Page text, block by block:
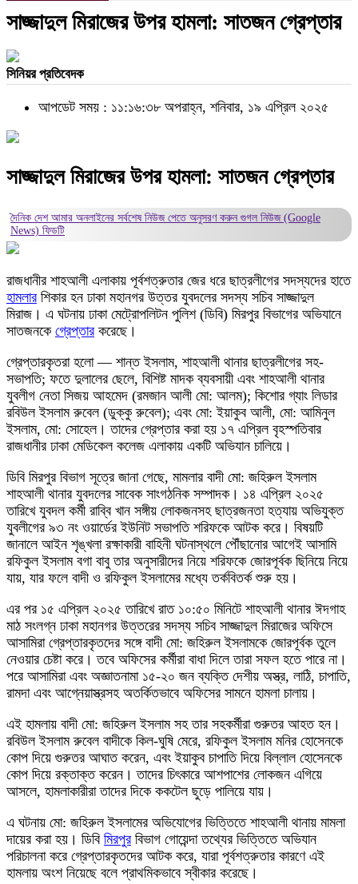
সাজ্জাদুল মিরাজের উপর হামলা: সাতজন গ্রেপ্তার
সিনিয়র প্রতিবেদক
আপডেট সময় : ১১:১৬:৩৮ অপরাহ্ন, শনিবার, ১৯ এপ্রিল ২০২৫
সাজ্জাদুল মিরাজের উপর হামলা: সাতজন গ্রেপ্তার
দৈনিক দেশ আমার অনলাইনের সর্বশেষ নিউজ পেতে অনুসরণ করুন গুগল নিউজ (Google
News) ফিডটি
রাজধানীর শাহআলী এলাকায় পূর্বশত্রুতার জের ধরে ছাত্রলীগের সদস্যদের হাতে
হামলারশিকার হন ঢাকা মহানগর উত্তর যুবদলের সদস্য সচিব সাজ্জাদুল
মিরাজ। এ ঘটনায় ঢাকা মেট্রোপলিটন পুলিশ (ডিবি) মিরপুর বিভাগের অভিযানে
সাতজনকে গ্রেপ্তারকরেছে।
গ্রেপ্তারকৃতরা হলো — শান্ত ইসলাম, শাহআলী থানার ছাত্রলীগের সহ-
সভাপতি; ফতে দুলালের ছেলে, বিশিষ্ট মাদক ব্যবসায়ী এবং শাহআলী থানার
যুবলীগ নেতা সিজয় আহমেদ (রমজান আলী মো: আলম); কিশোর গ্যাং লিডার
রবিউল ইসলাম রুবেল (ডুক্কু রুবেল); এবং মো: ইয়াকুব আলী, মো: আমিনুল
ইসলাম, মো: সোহেল। তাদের গ্রেপ্তার করা হয় ১৭ এপ্রিল বৃহস্পতিবার
রাজধানীর ঢাকা মেডিকেল কলেজ এলাকায় একটি অভিযান চালিয়ে।
ডিবি মিরপুর বিভাগ সূত্রে জানা গেছে, মামলার বাদী মো: জহিরুল ইসলাম
শাহআলী থানার যুবদলের সাবেক সাংগঠনিক সম্পাদক। ১৪ এপ্রিল ২০২৫
তারিখে যুবদল কর্মী রাব্বি খান সঙ্গীয় লোকজনসহ ছাত্রজনতা হত্যায় অভিযুক্ত
যুবলীগের ৯৩ নং ওয়ার্ডের ইউনিট সভাপতি শরিফকে আটক করে। বিষয়টি
জানালে আইন শৃঙ্খলা রক্ষাকারী বাহিনী ঘটনাস্থলে পৌঁছানোর আগেই আসামি
রফিকুল ইসলাম বগা বাবু তার অনুসারীদের নিয়ে শরিফকে জোরপূর্বক ছিনিয়ে নিয়ে
যায়, যার ফলে বাদী ও রফিকুল ইসলামের মধ্যে তর্কবিতর্ক শুরু হয়।
এর পর ১৫ এপ্রিল ২০২৫ তারিখে রাত ১০:৫০ মিনিটে শাহআলী থানার ঈদগাহ
মাঠ সংলগ্ন ঢাকা মহানগর উত্তরের সদস্য সচিব সাজ্জাদুল মিরাজের অফিসে
আসামিরা গ্রেপ্তারকৃতদের সঙ্গে বাদী মো: জহিরুল ইসলামকে জোরপূর্বক তুলে
নেওয়ার চেষ্টা করে। তবে অফিসের কর্মীরা বাধা দিলে তারা সফল হতে পারে না।
পরে আসামিরা এবং অজ্ঞাতনামা ১৫-২০ জন ব্যক্তি দেশীয় অস্ত্র, লাঠি, চাপাতি,
রামদা এবং আগ্নেয়াস্ত্রসহ অতর্কিতভাবে অফিসের সামনে হামলা চালায়।
এই হামলায় বাদী মো: জহিরুল ইসলাম সহ তার সহকর্মীরা গুরুতর আহত হন।
রবিউল ইসলাম রুবেল বাদীকে কিল-ঘুষি মেরে, রফিকুল ইসলাম মনির হোসেনকে
কোপ দিয়ে গুরুতর আঘাত করেন, এবং ইয়াকুব চাপাতি দিয়ে বিল্লাল হোসেনকে
কোপ দিয়ে রক্তাক্ত করেন। তাদের চিৎকারে আশপাশের লোকজন এগিয়ে
আসলে, হামলাকারীরা তাদের দিকে ককটেল ছুড়ে পালিয়ে যায়।
এ ঘটনায় মো: জহিরুল ইসলামের অভিযোগের ভিত্তিতে শাহআলী থানায় মামলা
দায়ের করা হয়। ডিবি মিরপুরবিভাগ গোয়েন্দা তথ্যের ভিত্তিতে অভিযান
পরিচালনা করে গ্রেপ্তারকৃতদের আটক করে, যারা পূর্বশত্রুতার কারণে এই
হামলায় অংশ নিয়েছে বলে প্রাথমিকভাবে স্বীকার করেছে।